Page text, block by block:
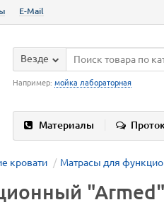
E-Mail
Везде
Например: мойка лабораторная
Материалы
кровати Матрасы для